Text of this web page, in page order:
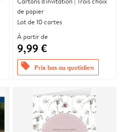
de papier
Lot de 10 cartes
À partir de
9,99 €
offers Prix bas au quotidien